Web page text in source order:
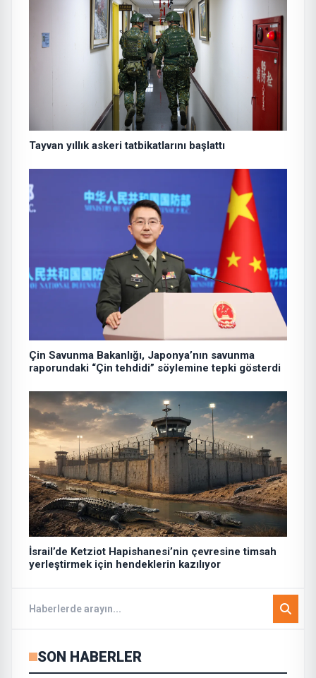
Tayvan yıllık askeri tatbikatlarını başlattı
Çin Savunma Bakanlığı, Japonya’nın savunma
raporundaki “Çin tehdidi” söylemine tepki gösterdi
İsrail’de Ketziot Hapishanesi’nin çevresine timsah
yerleştirmek için hendeklerin kazılıyor
SON HABERLER